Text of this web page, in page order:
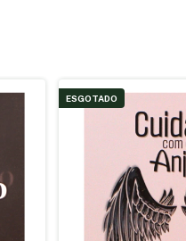
ESGOTADO